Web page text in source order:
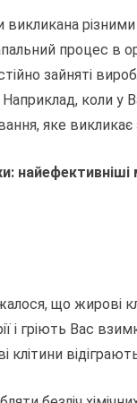
процес в
зайняті
коли у
яке викликає
що жирові
і гріють Вас